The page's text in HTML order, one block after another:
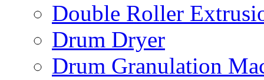
Double Roller
Drum Dryer
Drum Granulation